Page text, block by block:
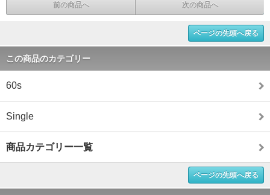
前の商品へ 次の商品へ
ページの先頭へ戻る
この商品のカテゴリー
60s
Single
商品カテゴリー一覧
ページの先頭へ戻る